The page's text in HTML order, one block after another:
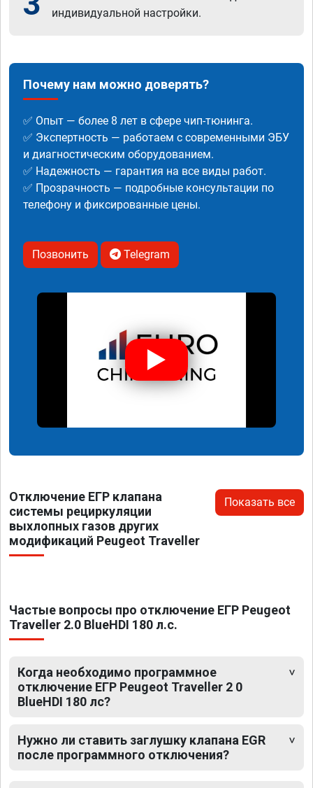
индивидуальной настройки.
Почему нам можно доверять?
✅ Опыт — более 8 лет в сфере чип-тюнинга.
✅ Экспертность — работаем с современными ЭБУ
и диагностическим оборудованием.
✅ Надежность — гарантия на все виды работ.
✅ Прозрачность — подробные консультации по
телефону и фиксированные цены.
Позвонить Telegram
Отключение ЕГР клапана
системы рециркуляции
выхлопных газов других
модификаций Peugeot Traveller
Показать все
Частые вопросы про отключение ЕГР Peugeot
Traveller 2.0 BlueHDI 180 л.с.
Когда необходимо программное
отключение ЕГР Peugeot Traveller 2 0
BlueHDI 180 лс?
Нужно ли ставить заглушку клапана EGR
после программного отключения?